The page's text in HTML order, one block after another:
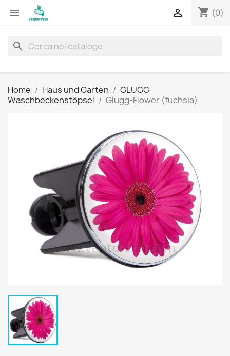
 shopping_cart (0)

search
Home Haus und Garten
GLUGG -
Waschbeckenstöpsel
Glugg-Flower (fuchsia)